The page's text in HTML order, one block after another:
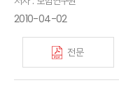
Ⅰ. FY2010 주요 연구
Ⅲ. FY2010 연구 관련
2010-04-02
전문